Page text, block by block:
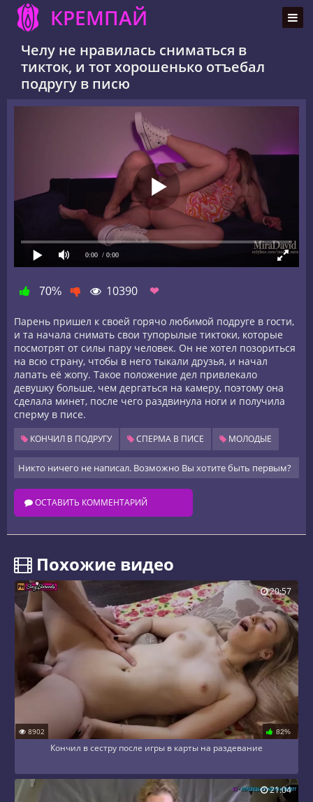
КРЕМПАЙ
Челу не нравилась сниматься в
тикток, и тот хорошенько отъебал
подругу в писю
0:00 / 0:00
70% 10390 ❤
Парень пришел к своей горячо любимой подруге в гости,
и та начала снимать свои тупорылые тиктоки, которые
посмотрят от силы пару человек. Он не хотел позориться
на всю страну, чтобы в него тыкали друзья, и начал
лапать её жопу. Такое положение дел привлекало
девушку больше, чем дергаться на камеру, поэтому она
сделала минет, после чего раздвинула ноги и получила
сперму в писе.
КОНЧИЛ В ПОДРУГУ СПЕРМА В ПИСЕ МОЛОДЫЕ
Никто ничего не написал. Возможно Вы хотите быть первым?
ОСТАВИТЬ КОММЕНТАРИЙ
️ Похожие видео
8902 82%
Кончил в сестру после игры в карты на раздевание
20:57
21:04